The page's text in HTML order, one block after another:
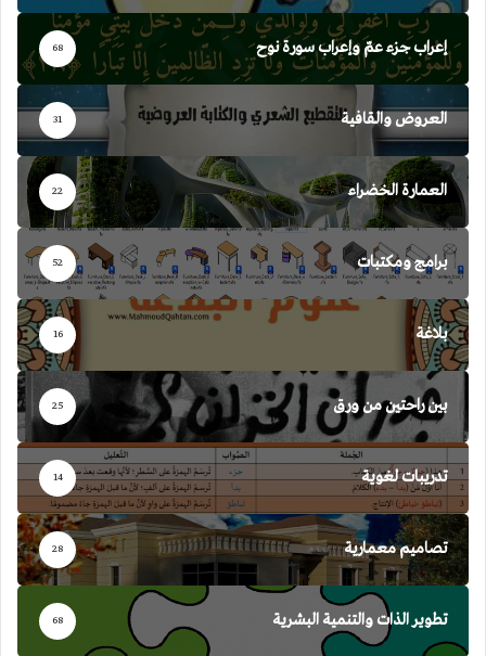
إعراب جزء عمّ وإعراب سورة نوح 68
العروض والقافية 31
العمارة الخضراء 22
برامج ومكتبات 52
بلاغة 16
بين راحتين من ورق 25
تدريبات لغوية 14
تصاميم معمارية 28
تطوير الذات والتنمية البشرية 68